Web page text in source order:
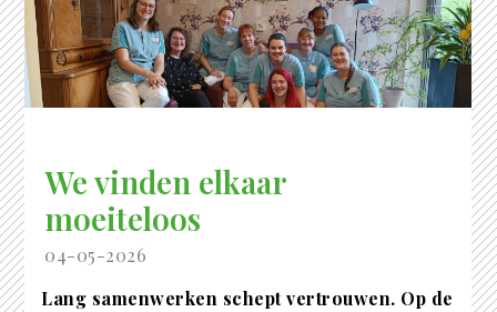
VACATURES
LID WORDEN
CONTACT
We vinden elkaar
moeiteloos
04-05-2026
Lang samenwerken schept vertrouwen. Op de